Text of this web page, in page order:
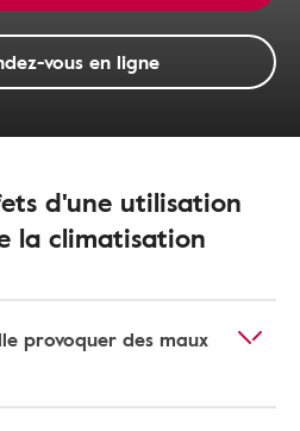
vous en ligne
d'une utilisation
la climatisation
provoquer des maux